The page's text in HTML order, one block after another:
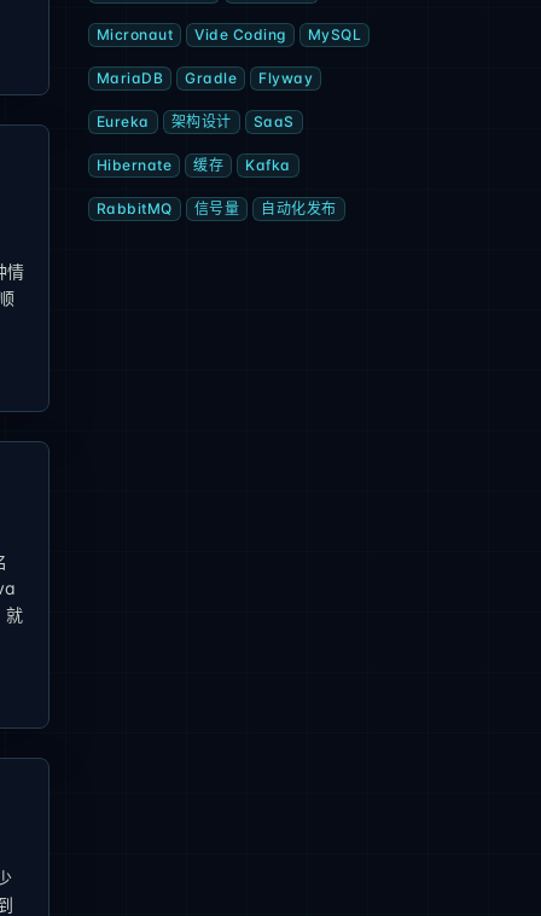
情
就
Micronaut Vide Coding MySQL
MariaDB Gradle Flyway
Eureka 架构设计 SaaS
Hibernate 缓存 Kafka
RabbitMQ 信号量 自动化发布